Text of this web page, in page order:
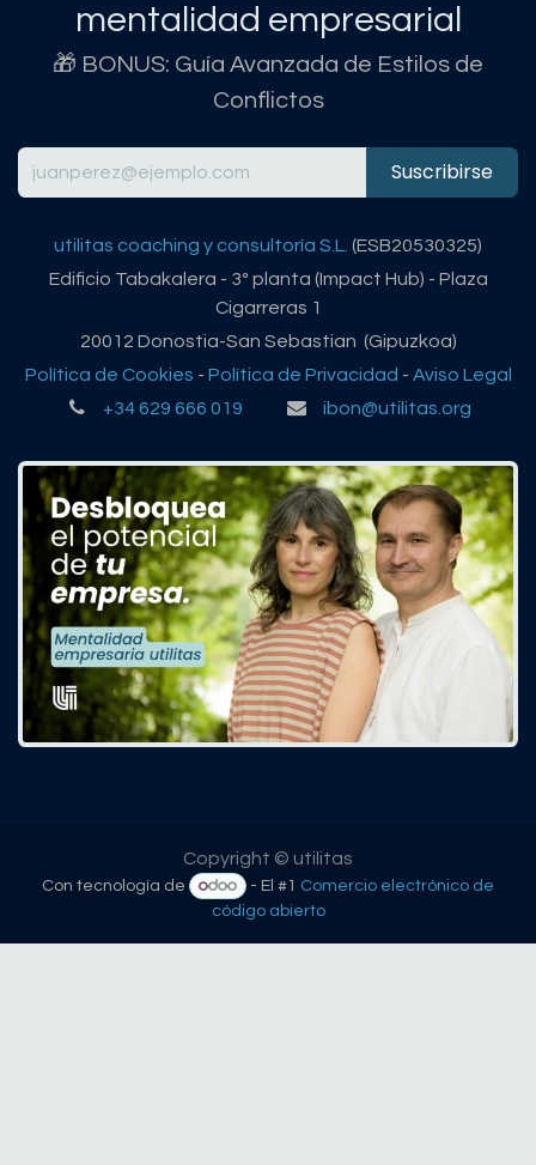
mentalidad empresarial
🎁 BONUS: Guía Avanzada de Estilos de
Conflictos
Suscribirse
utilitas coaching y consultoría S.L. (ESB20530325)
Edificio Tabakalera - 3º planta (Impact Hub) - Plaza
Cigarreras 1
20012 Donostia-San Sebastian (Gipuzkoa)
Política de Cookies - Política de Privacidad - Aviso Legal
+34 629 666 019
ibon@utilitas.org
Copyright © utilitas
Con tecnología de - El #1 Comercio electrónico de
código abierto